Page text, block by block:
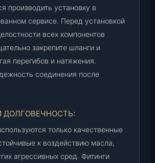
производить установку в
сервисе. Перед установкой
всех компонентов
закрепите шланги и
перегибов и натяжения.
соединения после
ДОЛГОВЕЧНОСТЬ:
только качественные
к воздействию масла,
агрессивных сред. Фитинги